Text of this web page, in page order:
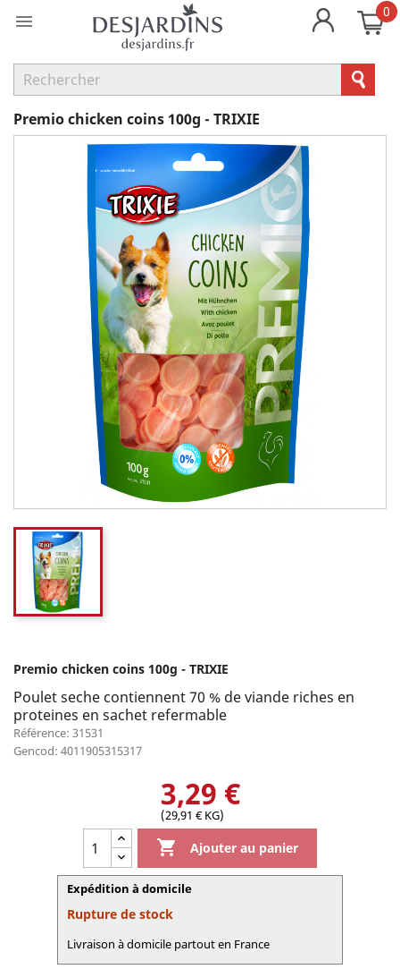
 0
Premio chicken coins 100g - TRIXIE
Premio chicken coins 100g - TRIXIE
Poulet seche contiennent 70 % de viande riches en
proteines en sachet refermable
Référence: 31531
Gencod: 4011905315317
3,29 €
(29,91 € KG)
 Ajouter au panier
Expédition à domicile
Rupture de stock
Livraison à domicile partout en France